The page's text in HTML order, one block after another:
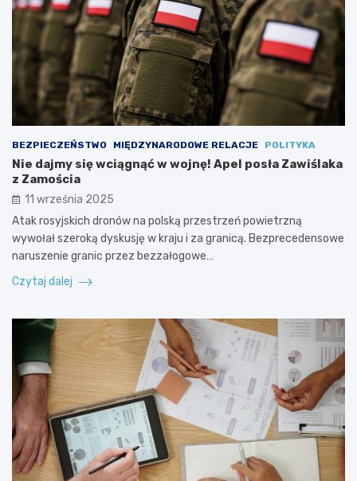
BEZPIECZEŃSTWO MIĘDZYNARODOWE RELACJE POLITYKA
Nie dajmy się wciągnąć w wojnę! Apel posła Zawiślaka
z Zamościa
11 września 2025
Atak rosyjskich dronów na polską przestrzeń powietrzną
wywołał szeroką dyskusję w kraju i za granicą. Bezprecedensowe
naruszenie granic przez bezzałogowe…
Czytaj dalej